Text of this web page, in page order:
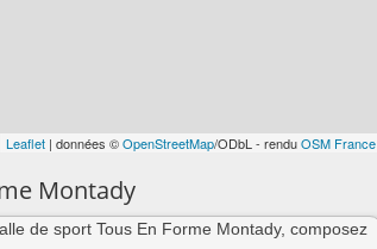
Leaflet | données ©OpenStreetMap/ODbL - renduOSM France
Montady
de sport Tous En Forme Montady, composez